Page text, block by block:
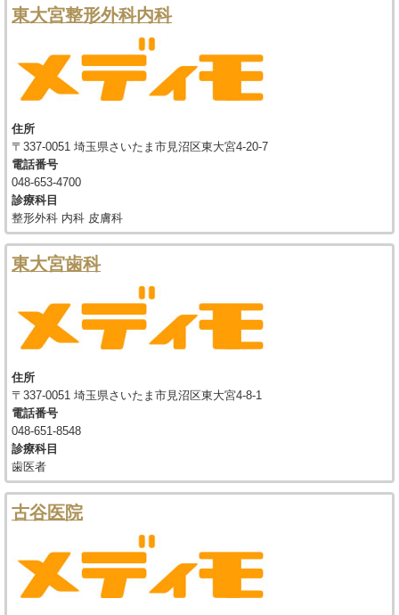
東大宮整形外科内科
住所
〒337-0051 埼玉県さいたま市見沼区東大宮4-20-7
電話番号
048-653-4700
診療科目
整形外科 内科 皮膚科
東大宮歯科
住所
〒337-0051 埼玉県さいたま市見沼区東大宮4-8-1
電話番号
048-651-8548
診療科目
歯医者
古谷医院